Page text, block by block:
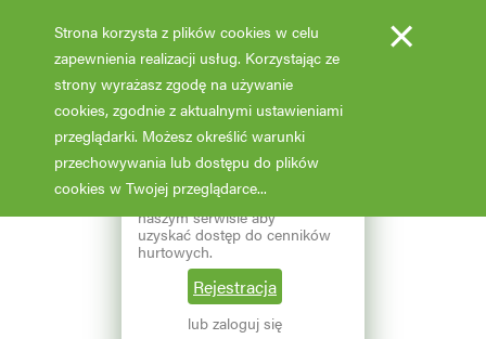
Reprezentujesz branżę
ogrodniczą? Zarejestruj się w
naszym serwisie aby
uzyskać dostęp do cenników
hurtowych.
Rejestracja
lub zaloguj się
Fotooferta cenowa - hurt
Aktualizacja: 07.02.2026 godz: 02:03
Pokaż filtry
Wybierz grupę roślin
Aktualna liczba wyników: 70
Strona korzysta z plików cookies w celu
zapewnienia realizacji usług. Korzystając ze
strony wyrażasz zgodę na używanie
cookies, zgodnie z aktualnymi ustawieniami
przeglądarki. Możesz określić warunki
przechowywania lub dostępu do plików
cookies w Twojej przeglądarce...
×